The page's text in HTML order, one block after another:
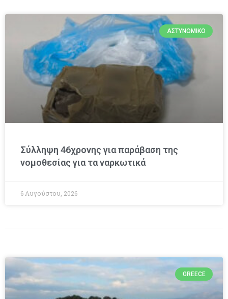
ΑΣΤΥΝΟΜΙΚΌ
Σύλληψη 46χρονης για παράβαση της
νομοθεσίας για τα ναρκωτικά
6 Αυγούστου, 2026
GREECE